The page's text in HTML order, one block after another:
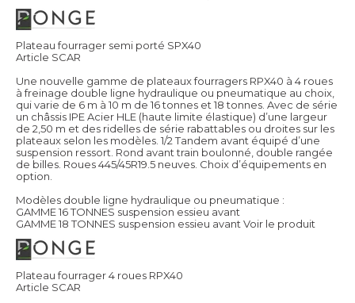
Plateau fourrager semi porté SPX40
Article SCAR
Une nouvelle gamme de plateaux fourragers RPX40 à 4 roues
à freinage double ligne hydraulique ou pneumatique au choix,
qui varie de 6 m à 10 m de 16 tonnes et 18 tonnes. Avec de série
un châssis IPE Acier HLE (haute limite élastique) d’une largeur
de 2,50 m et des ridelles de série rabattables ou droites sur les
plateaux selon les modèles. 1/2 Tandem avant équipé d’une
suspension ressort. Rond avant train boulonné, double rangée
de billes. Roues 445/45R19.5 neuves. Choix d’équipements en
option.
Modèles double ligne hydraulique ou pneumatique :
GAMME 16 TONNES suspension essieu avant
GAMME 18 TONNES suspension essieu avant Voir le produit
Plateau fourrager 4 roues RPX40
Article SCAR